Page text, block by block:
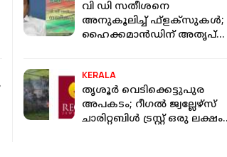
വി ഡി സതീശനെ
അനുകൂലിച്ച് ഫ്‌ളക്‌സുകള്‍;
ഹൈക്കമാന്‍ഡിന് അതൃപ്തി,
KERALA
തൃശൂർ വെടിക്കെട്ടുപുര
അപകടം; റീഗൽ ജ്വല്ലേഴ്‌സ്
ചാരിറ്റബിൾ ട്രസ്റ്റ് ഒരു ലക്ഷം